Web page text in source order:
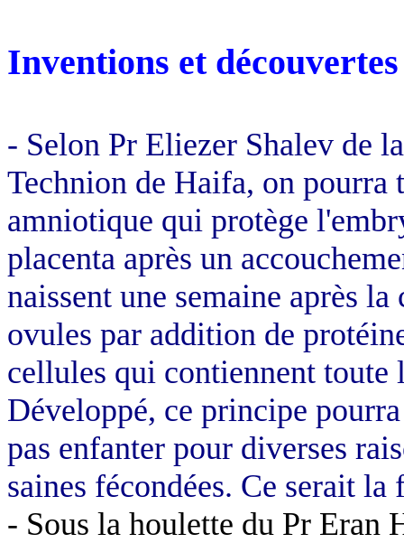
Inventions et découvertes
- Selon Pr Eliezer Shalev de
Technion de Haifa, on pourra
amniotique qui protège
placenta après un
naissent une semaine après
ovules par addition de
cellules qui contiennent toute
Développé, ce principe
pas enfanter pour diverses
saines fécondées. Ce serait
- Sous la houlette du Pr